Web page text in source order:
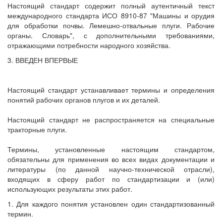
Настоящий стандарт содержит полный аутентичный текст
международного стандарта ИСО 8910-87 "Машины и орудия
для обработки почвы. Лемешно-отвальные плуги. Рабочие
органы. Словарь", с дополнительными требованиями,
отражающими потребности народного хозяйства.
3. ВВЕДЕН ВПЕРВЫЕ
Настоящий стандарт устанавливает термины и определения
понятий рабочих органов плугов и их деталей.
Настоящий стандарт не распространяется на специальные
тракторные плуги.
Термины, установленные настоящим стандартом,
обязательны для применения во всех видах документации и
литературы (по данной научно-технической отрасли),
входящих в сферу работ по стандартизации и (или)
использующих результаты этих работ.
1. Для каждого понятия установлен один стандартизованный
термин.